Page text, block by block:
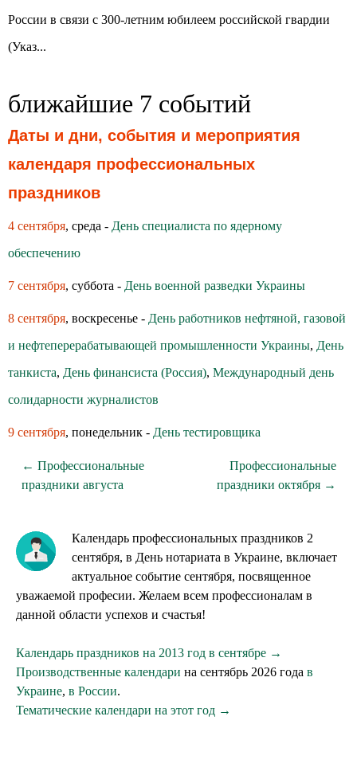
России в связи с 300-летним юбилеем российской гвардии
(Указ...
ближайшие 7 событий
Даты и дни, события и мероприятия
календаря профессиональных
праздников
4 сентября, среда - День специалиста по ядерному
обеспечению
7 сентября, суббота - День военной разведки Украины
8 сентября, воскресенье - День работников нефтяной, газовой
и нефтеперерабатывающей промышленности Украины, День
танкиста, День финансиста (Россия), Международный день
солидарности журналистов
9 сентября, понедельник - День тестировщика
← Профессиональные
праздники августа
Профессиональные
праздники октября →
Календарь профессиональных праздников 2
сентября, в День нотариата в Украине, включает
актуальное событие сентября, посвященное
уважаемой професии. Желаем всем профессионалам в
данной области успехов и счастья!
Календарь праздников на 2013 год в сентябре →
Производственные календари на сентябрь 2026 года в
Украине, в России.
Тематические календари на этот год →